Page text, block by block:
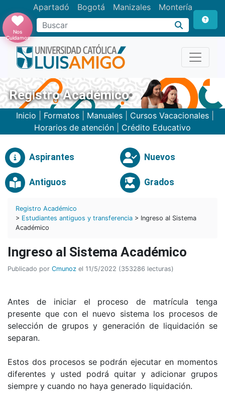
Apartadó Bogotá Manizales Montería
Buscar
Nos
Cuidamos
Registro Académico
Inicio Formatos Manuales Cursos Vacacionales
Horarios de atención
Crédito Educativo
Aspirantes Nuevos
Antiguos Grados
Registro Académico
> Estudiantes antiguos y transferencia > Ingreso al Sistema
Académico
Ingreso al Sistema Académico
Publicado por Cmunoz el 11/5/2022 (353286 lecturas)
Antes de iniciar el proceso de matrícula tenga
presente que con el nuevo sistema los procesos de
selección de grupos y generación de liquidación se
separan.
Estos dos procesos se podrán ejecutar en momentos
diferentes y usted podrá quitar y adicionar grupos
siempre y cuando no haya generado liquidación.